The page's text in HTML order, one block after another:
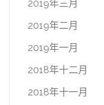
2019年三月
2019年二月
2019年一月
2018年十二月
2018年十一月